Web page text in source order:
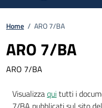
Home / ARO 7/BA
ARO 7/BA
ARO 7/BA
Visualizzaquitutti i